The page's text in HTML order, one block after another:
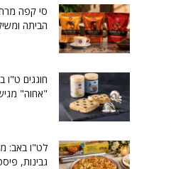
סי קפה
הביתה
חוגגים
"אחוה"
לט"ו באב:
גבינות,